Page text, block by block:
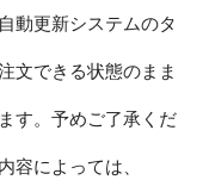
動更新システムのタ
文できる状態のまま
す。予めご了承くだ
容によっては、